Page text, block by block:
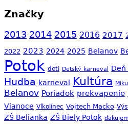
Značky
2013 2014 2015 2016 2017
2022 2023 2024 2025 Belanov
Potok deti Detský karneval Deň
Hudba karneval Kultúra
Belanov Poriadok prekvapenie
Vianoce Vlkolínec Vojtech Macko
ZŠ Belianka ZŠ Biely Potok ďakujem